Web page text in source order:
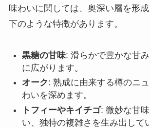
味わいに関しては、奥深い層を形
下のような特徴があります。
黒糖の甘味: 滑らかで豊かな甘
に広がります。
オーク: 熟成に由来する樽のニ
わいを深めます。
トフィーやキイチゴ: 微妙な甘
い、独特の複雑さを生み出して